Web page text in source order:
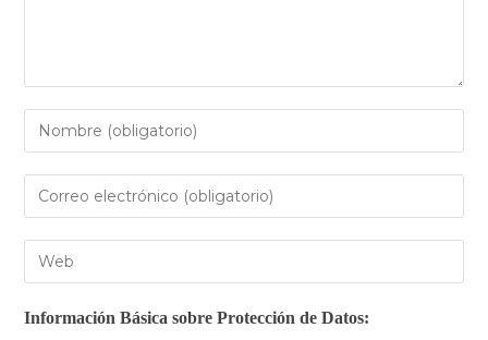
Información Básica sobre Protección de Datos: